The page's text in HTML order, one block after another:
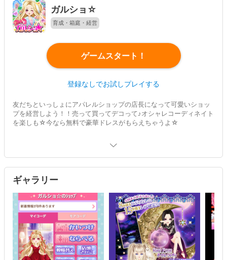
ガルショ☆
育成・箱庭・経営
ゲームスタート！
登録なしでお試しプレイする
友だちといっしょにアパレルショップの店長になって可愛いショッ
プを経営しよう！！売って買ってデコって♪オシャレコーディネイト
を楽しも☆今なら無料で豪華ドレスがもらえちゃうよ☆
ギャラリー